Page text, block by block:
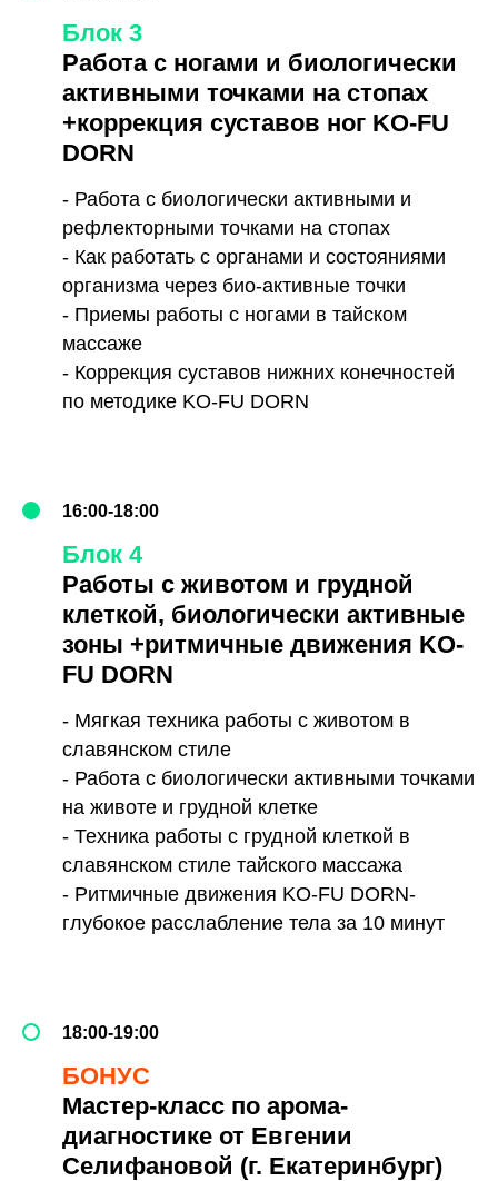
Блок 3
Работа с ногами и биологически
активными точками на стопах
+коррекция суставов ног KO-FU
DORN
- Работа с биологически активными и
рефлекторными точками на стопах
- Как работать с органами и состояниями
организма через био-активные точки
- Приемы работы с ногами в тайском
массаже
- Коррекция суставов нижних конечностей
по методике KO-FU DORN
16:00-18:00
Блок 4
Работы с животом и грудной
клеткой, биологически активные
зоны +ритмичные движения KO-
FU DORN
- Мягкая техника работы с животом в
славянском стиле
- Работа с биологически активными точками
на животе и грудной клетке
- Техника работы с грудной клеткой в
славянском стиле тайского массажа
- Ритмичные движения KO-FU DORN-
глубокое расслабление тела за 10 минут
18:00-19:00
БОНУС
Мастер-класс по арома-
диагностике от Евгении
Селифановой (г. Екатеринбург)